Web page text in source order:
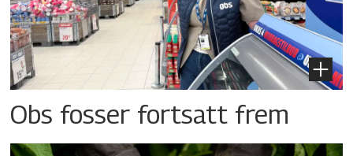
Obs fosser fortsatt frem